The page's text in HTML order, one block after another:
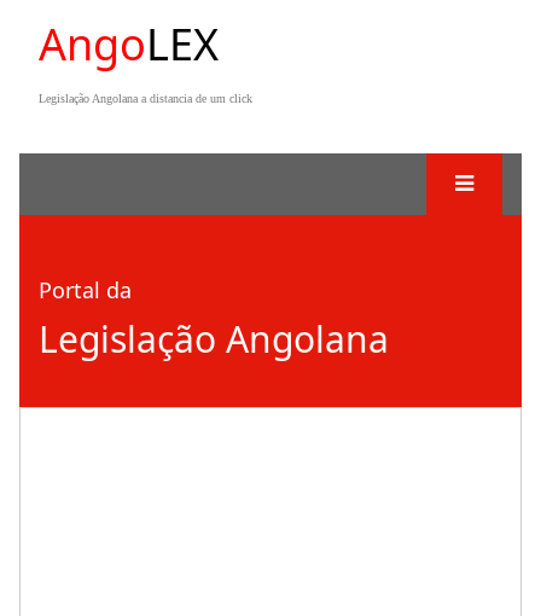
AngoLEX
Legislação Angolana a distancia de um click
Portal da
Legislação Angolana